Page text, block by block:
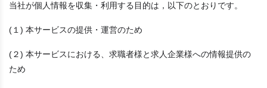
当社が個人情報を収集・利用する目的は，以下のとおりです。
(１) 本サービスの提供・運営のため
(２) 本サービスにおける、求職者様と求人企業様への情報提供の
ため